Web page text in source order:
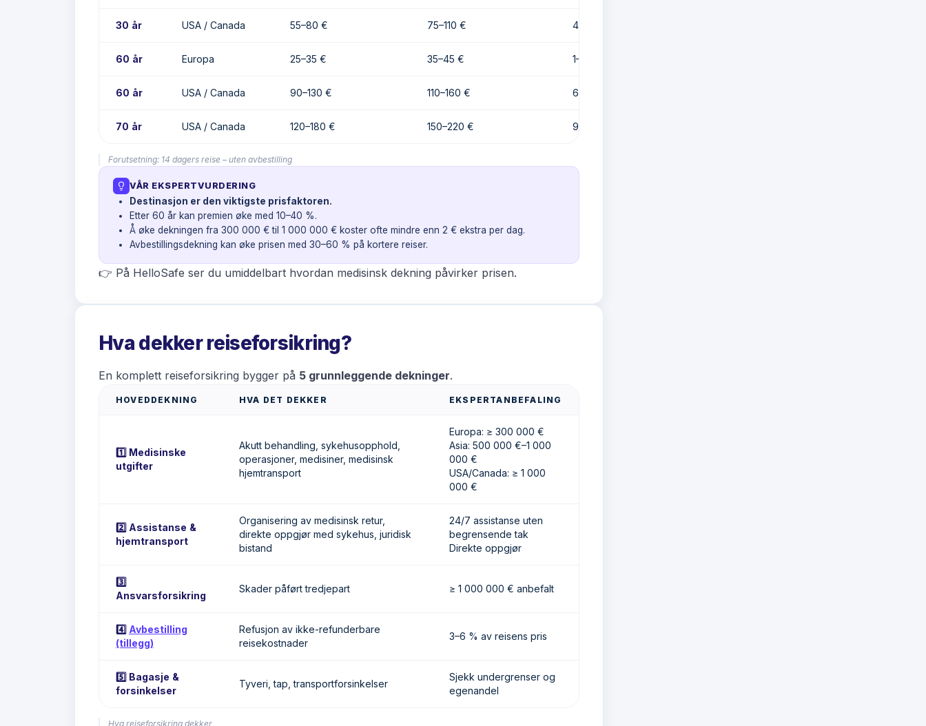
30 år USA / Canada 55–80 € 75–110 € 4–7 €
60 år Europa 25–35 € 35–45 € 1–2 €
60 år USA / Canada 90–130 € 110–160 € 6–11 €
70 år USA / Canada 120–180 € 150–220 € 9–15 €
Forutsetning: 14 dagers reise – uten avbestilling
VÅR EKSPERTVURDERING
Destinasjon er den viktigste prisfaktoren.
Etter 60 år kan premien øke med 10–40 %.
Å øke dekningen fra 300 000 € til 1 000 000 € koster ofte mindre enn 2 € ekstra per dag.
Avbestillingsdekning kan øke prisen med 30–60 % på kortere reiser.
👉 På HelloSafe ser du umiddelbart hvordan medisinsk dekning påvirker prisen.
Hva dekker reiseforsikring?
En komplett reiseforsikring bygger på 5 grunnleggende dekninger.
HOVEDDEKNING HVA DET DEKKER EKSPERTANBEFALING
1️⃣ Medisinske
utgifter
Akutt behandling, sykehusopphold,
operasjoner, medisiner, medisinsk
hjemtransport
Europa: ≥ 300 000 €
Asia: 500 000 €–1 000
000 €
USA/Canada: ≥ 1 000
000 €
2️⃣ Assistanse &
hjemtransport
Organisering av medisinsk retur,
direkte oppgjør med sykehus, juridisk
bistand
24/7 assistanse uten
begrensende tak
Direkte oppgjør
3️⃣
Ansvarsforsikring
Skader påført tredjepart ≥ 1 000 000 € anbefalt
4️⃣ Avbestilling
(tillegg)
Refusjon av ikke-refunderbare
reisekostnader
3–6 % av reisens pris
5️⃣ Bagasje &
forsinkelser
Tyveri, tap, transportforsinkelser
Sjekk undergrenser og
egenandel
Hva reiseforsikring dekker